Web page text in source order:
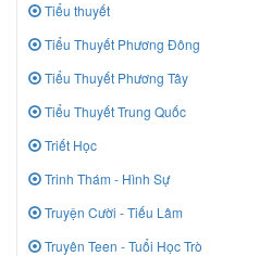
Tiểu thuyết
Tiểu Thuyết Phương Đông
Tiểu Thuyết Phương Tây
Tiểu Thuyết Trung Quốc
Triết Học
Trinh Thám - Hình Sự
Truyện Cười - Tiếu Lâm
Truyên Teen - Tuổi Học Trò